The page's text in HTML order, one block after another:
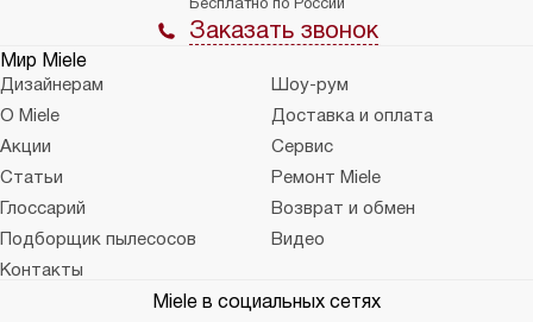
Заказать звонок
Мир Miele
Дизайнерам
Шоу-рум
О Miele
Доставка и оплата
Акции
Сервис
Статьи
Ремонт Miele
Глоссарий
Возврат и обмен
Подборщик пылесосов
Видео
Контакты
Miele в социальных сетях